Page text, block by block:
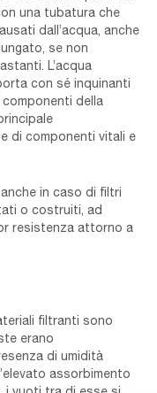
una tubatura che
dall’acqua, anche
se non
L’acqua
con sé inquinanti
della
di componenti vitali e
anche in caso di filtri
o costruiti, ad
resistenza attorno a
filtranti sono
erano
di umidità
assorbimento